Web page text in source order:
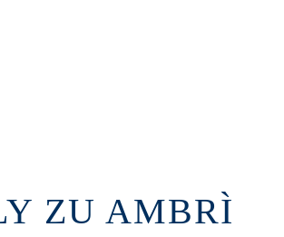
ZU AMBRÌ